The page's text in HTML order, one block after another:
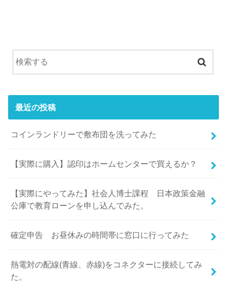
最近の投稿
コインランドリーで敷布団を洗ってみた
【実際に購入】認印はホームセンターで買えるか？
【実際にやってみた】社会人博士課程 日本政策金融
公庫で教育ローンを申し込んでみた。
確定申告 お昼休みの時間帯に窓口に行ってみた
熱電対の配線(青線、赤線)をコネクターに接続してみ
た。